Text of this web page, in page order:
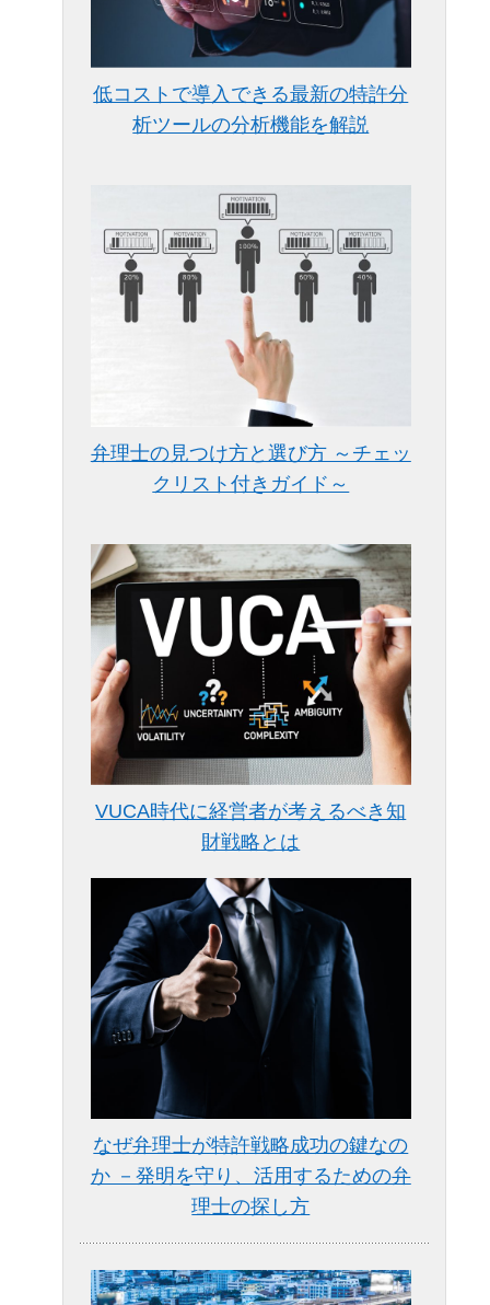
低コストで導入できる最新の特許分
析ツールの分析機能を解説
弁理士の見つけ方と選び方 ～チェッ
クリスト付きガイド～
VUCA時代に経営者が考えるべき知
財戦略とは
なぜ弁理士が特許戦略成功の鍵なの
か －発明を守り、活用するための弁
理士の探し方